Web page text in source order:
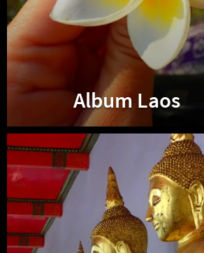
Album Laos
Album
Thaïlande